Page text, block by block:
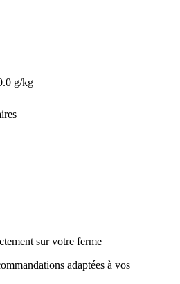
g/kg
sur votre ferme
adaptées à vos